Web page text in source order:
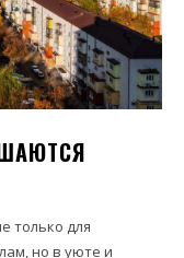
только для
но в уюте и